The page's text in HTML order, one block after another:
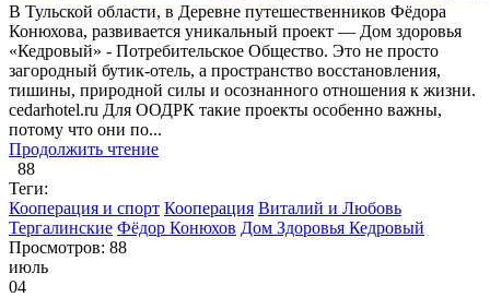
В Тульской области, в Деревне путешественников Фёдора
Конюхова, развивается уникальный проект — Дом здоровья
«Кедровый» - Потребительское Общество. Это не просто
загородный бутик-отель, а пространство восстановления,
тишины, природной силы и осознанного отношения к жизни.
cedarhotel.ru Для ООДРК такие проекты особенно важны,
потому что они по...
Продолжить чтение
88
Теги:
Кооперация и спорт Кооперация Виталий и Любовь
Тергалинские Фёдор Конюхов Дом Здоровья Кедровый
Просмотров: 88
июль
04